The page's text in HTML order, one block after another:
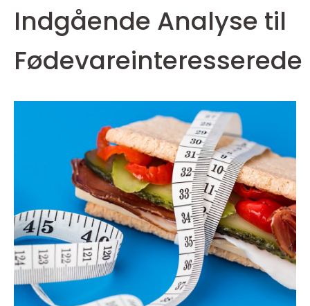
Indgående Analyse til
Fødevareinteresserede